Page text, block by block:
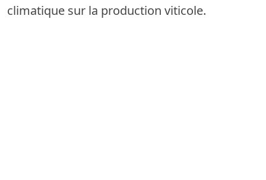
climatique sur la production viticole.